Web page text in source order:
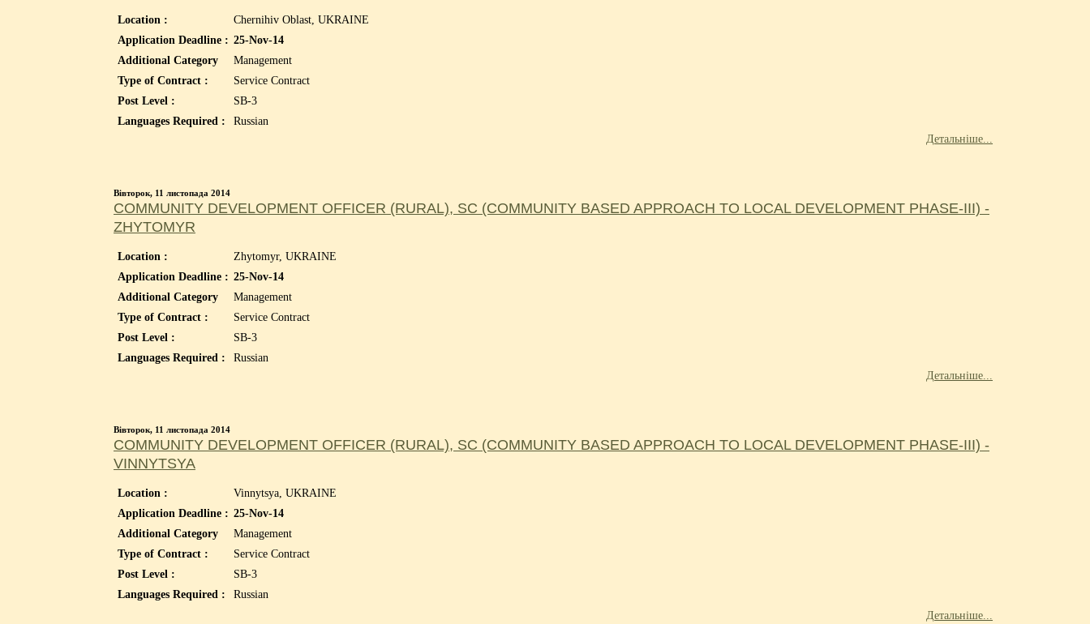
Location :
Chernihiv Oblast, UKRAINE
Application Deadline : 25-Nov-14
Additional Category
Management
Type of Contract :
Service Contract
Post Level :
SB-3
Languages Required :
Russian
Детальніше...
Вівторок, 11 листопада 2014
COMMUNITY DEVELOPMENT OFFICER (RURAL), SC (COMMUNITY BASED APPROACH TO LOCAL DEVELOPMENT PHASE-III) -
ZHYTOMYR
Location :
Zhytomyr, UKRAINE
Application Deadline : 25-Nov-14
Additional Category
Management
Type of Contract :
Service Contract
Post Level :
SB-3
Languages Required :
Russian
Детальніше...
Вівторок, 11 листопада 2014
COMMUNITY DEVELOPMENT OFFICER (RURAL), SC (COMMUNITY BASED APPROACH TO LOCAL DEVELOPMENT PHASE-III) -
VINNYTSYA
Location :
Vinnytsya, UKRAINE
Application Deadline : 25-Nov-14
Additional Category
Management
Type of Contract :
Service Contract
Post Level :
SB-3
Languages Required :
Russian
Детальніше...